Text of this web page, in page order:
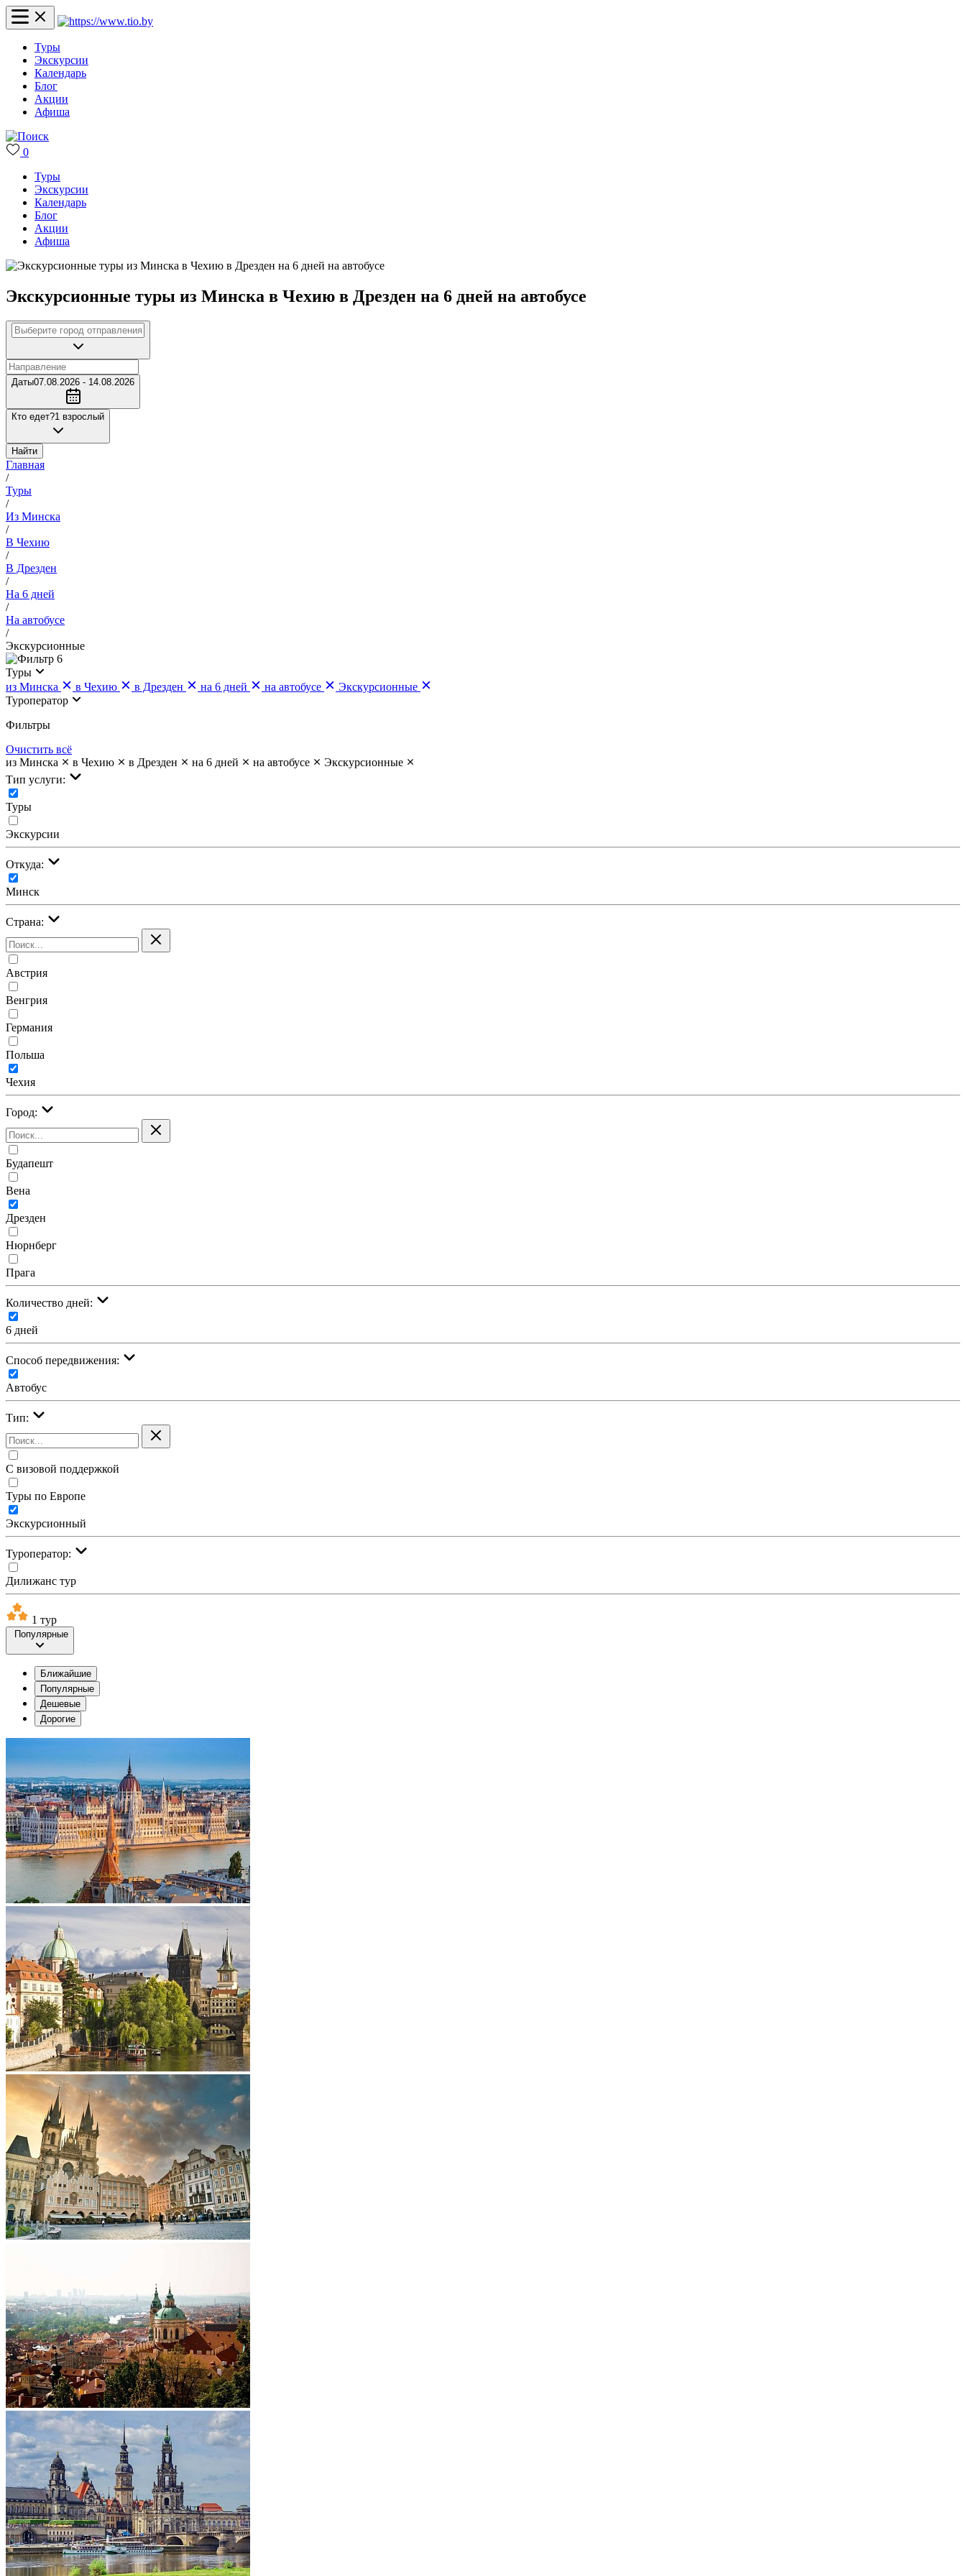
Туры
Экскурсии
Календарь
Блог
Акции
Афиша
0
Туры
Экскурсии
Календарь
Блог
Акции
Афиша
Экскурсионные туры из Минска в Чехию в Дрезден на 6 дней на автобусе
Даты07.08.2026 - 14.08.2026
Кто едет?1 взрослый
Найти
Главная
/
Туры
/
Из Минска
/
В Чехию
/
В Дрезден
/
На 6 дней
/
На автобусе
/
Экскурсионные
6
Туры
из Минска
в Чехию в Дрезден на 6 дней на автобусе
Экскурсионные
Туроператор
Фильтры
Очистить всё
из Минска
в Чехию в Дрезден на 6 дней на автобусе
Экскурсионные
Тип услуги:
Туры
Экскурсии
Откуда:
Минск
Страна:
Австрия
Венгрия
Германия
Польша
Чехия
Город:
Будапешт
Вена
Дрезден
Нюрнберг
Прага
Количество дней:
6 дней
Cпособ передвижения:
Автобус
Тип:
С визовой поддержкой
Туры по Европе
Экскурсионный
Туроператор:
Дилижанс тур
1 тур
Популярные
Ближайшие
Популярные
Дешевые
Дорогие